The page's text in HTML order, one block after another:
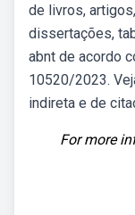
de livros,
dissertações,
abnt de acordo
10520/2023.
indireta e de
For more